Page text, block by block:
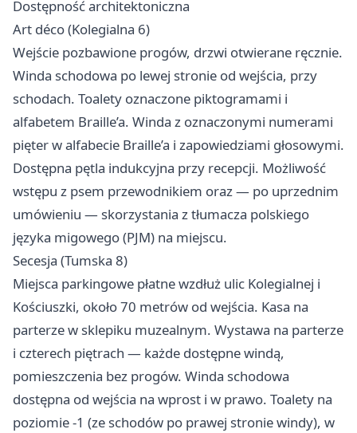
Dostępność architektoniczna
Art déco (Kolegialna 6)
Wejście pozbawione progów, drzwi otwierane ręcznie.
Winda schodowa po lewej stronie od wejścia, przy
schodach. Toalety oznaczone piktogramami i
alfabetem Braille’a. Winda z oznaczonymi numerami
pięter w alfabecie Braille’a i zapowiedziami głosowymi.
Dostępna pętla indukcyjna przy recepcji. Możliwość
wstępu z psem przewodnikiem oraz — po uprzednim
umówieniu — skorzystania z tłumacza polskiego
języka migowego (PJM) na miejscu.
Secesja (Tumska 8)
Miejsca parkingowe płatne wzdłuż ulic Kolegialnej i
Kościuszki, około 70 metrów od wejścia. Kasa na
parterze w sklepiku muzealnym. Wystawa na parterze
i czterech piętrach — każde dostępne windą,
pomieszczenia bez progów. Winda schodowa
dostępna od wejścia na wprost i w prawo. Toalety na
poziomie -1 (ze schodów po prawej stronie windy), w